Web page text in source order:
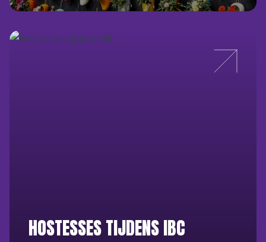
HOSTESSES TIJDENS IBC